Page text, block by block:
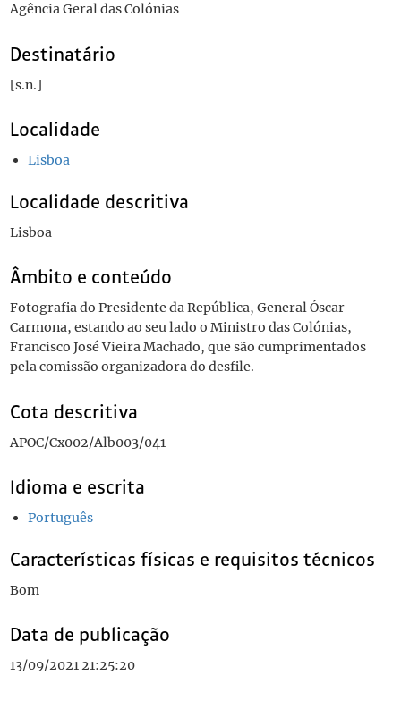
Agência Geral das Colónias
Destinatário
[s.n.]
Localidade
Lisboa
Localidade descritiva
Lisboa
Âmbito e conteúdo
Fotografia do Presidente da República, General Óscar
Carmona, estando ao seu lado o Ministro das Colónias,
Francisco José Vieira Machado, que são cumprimentados
pela comissão organizadora do desfile.
Cota descritiva
APOC/Cx002/Alb003/041
Idioma e escrita
Português
Características físicas e requisitos técnicos
Bom
Data de publicação
13/09/2021 21:25:20